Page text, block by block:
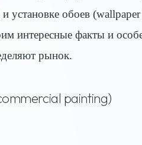
установке обоев
интересные факты и
рынок.
painting)